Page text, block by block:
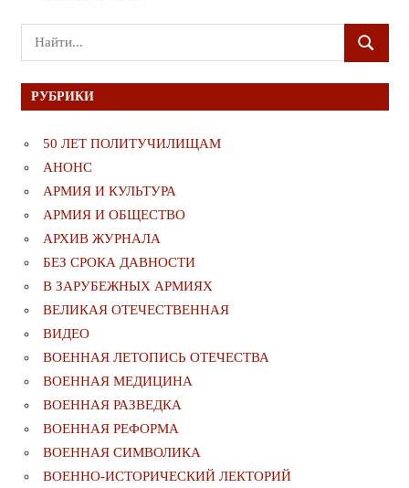
Поиск
для:
ПОИСК
РУБРИКИ
50 ЛЕТ ПОЛИТУЧИЛИЩАМ
АНОНС
АРМИЯ И КУЛЬТУРА
АРМИЯ И ОБЩЕСТВО
АРХИВ ЖУРНАЛА
БЕЗ СРОКА ДАВНОСТИ
В ЗАРУБЕЖНЫХ АРМИЯХ
ВЕЛИКАЯ ОТЕЧЕСТВЕННАЯ
ВИДЕО
ВОЕННАЯ ЛЕТОПИСЬ ОТЕЧЕСТВА
ВОЕННАЯ МЕДИЦИНА
ВОЕННАЯ РАЗВЕДКА
ВОЕННАЯ РЕФОРМА
ВОЕННАЯ СИМВОЛИКА
ВОЕННО-ИСТОРИЧЕСКИЙ ЛЕКТОРИЙ